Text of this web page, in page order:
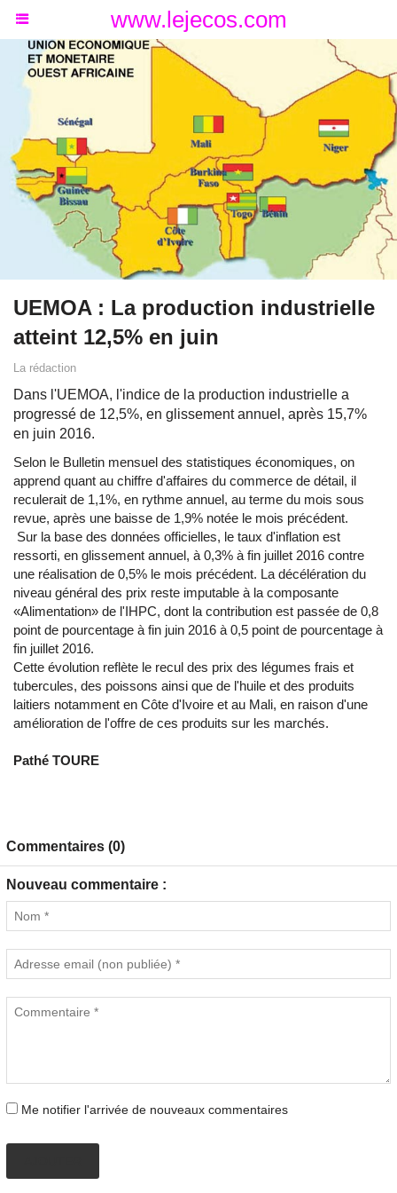
www.lejecos.com
UEMOA : La production industrielle
atteint 12,5% en juin
La rédaction
Dans l'UEMOA, l'indice de la production industrielle a
progressé de 12,5%, en glissement annuel, après 15,7%
en juin 2016.
Selon le Bulletin mensuel des statistiques économiques, on
apprend quant au chiffre d'affaires du commerce de détail, il
reculerait de 1,1%, en rythme annuel, au terme du mois sous
revue, après une baisse de 1,9% notée le mois précédent.
Sur la base des données officielles, le taux d'inflation est
ressorti, en glissement annuel, à 0,3% à fin juillet 2016 contre
une réalisation de 0,5% le mois précédent. La décélération du
niveau général des prix reste imputable à la composante
«Alimentation» de l'IHPC, dont la contribution est passée de 0,8
point de pourcentage à fin juin 2016 à 0,5 point de pourcentage à
fin juillet 2016.
Cette évolution reflète le recul des prix des légumes frais et
tubercules, des poissons ainsi que de l'huile et des produits
laitiers notamment en Côte d'Ivoire et au Mali, en raison d'une
amélioration de l'offre de ces produits sur les marchés.
Pathé TOURE
Commentaires (0)
Nouveau commentaire :
Me notifier l'arrivée de nouveaux commentaires